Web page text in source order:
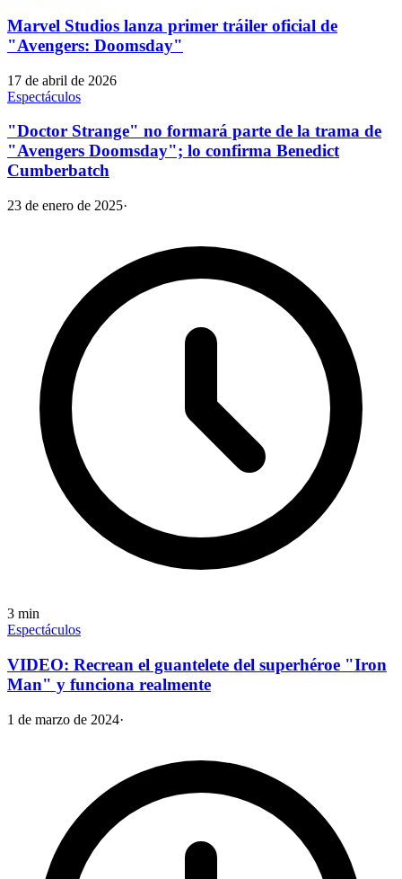
Marvel Studios lanza primer tráiler oficial de
"Avengers: Doomsday"
17 de abril de 2026
Espectáculos
"Doctor Strange" no formará parte de la trama de
"Avengers Doomsday"; lo confirma Benedict
Cumberbatch
23 de enero de 2025·
3 min
Espectáculos
VIDEO: Recrean el guantelete del superhéroe "Iron
Man" y funciona realmente
1 de marzo de 2024·